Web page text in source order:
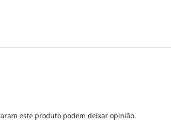
este produto podem deixar opinião.